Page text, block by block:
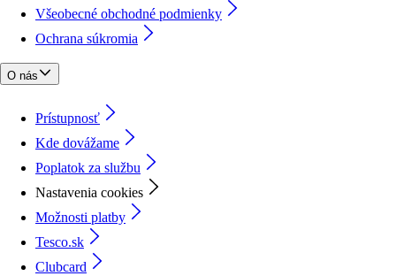
Všeobecné obchodné podmienky
Ochrana súkromia
O nás
Prístupnosť
Kde dovážame
Poplatok za službu
Nastavenia cookies
Možnosti platby
Tesco.sk
Clubcard